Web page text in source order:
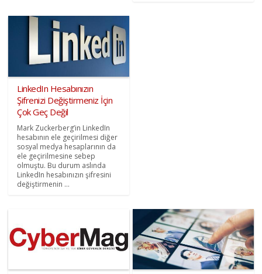
LinkedIn Hesabınızın
Şifrenizi Değiştirmeniz İçin
Çok Geç Değil
Mark Zuckerberg’in LinkedIn
hesabının ele geçirilmesi diğer
sosyal medya hesaplarının da
ele geçirilmesine sebep
olmuştu. Bu durum aslında
LinkedIn hesabınızın şifresini
değiştirmenin ...